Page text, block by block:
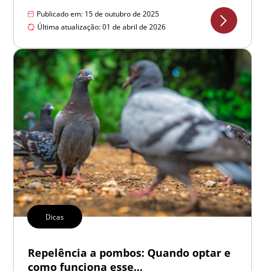
Publicado em: 15 de outubro de 2025
Última atualização: 01 de abril de 2026
Dicas
Repelência a pombos: Quando optar e
como funciona esse...